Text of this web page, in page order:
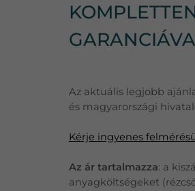
Az aktuális legjobb
és magyarországi
Kérje ingyenes
Az ár tartalmazza: a
anyagköltségeket